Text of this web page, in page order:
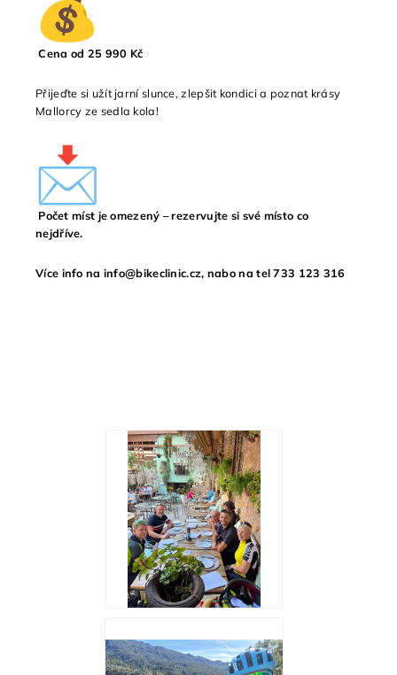
Cena od 25 990 Kč
Přijeďte si užít jarní slunce, zlepšit kondici a poznat krásy
Mallorcy ze sedla kola!
Počet míst je omezený – rezervujte si své místo co
nejdříve.
Více info na info@bikeclinic.cz, nabo na tel 733 123 316